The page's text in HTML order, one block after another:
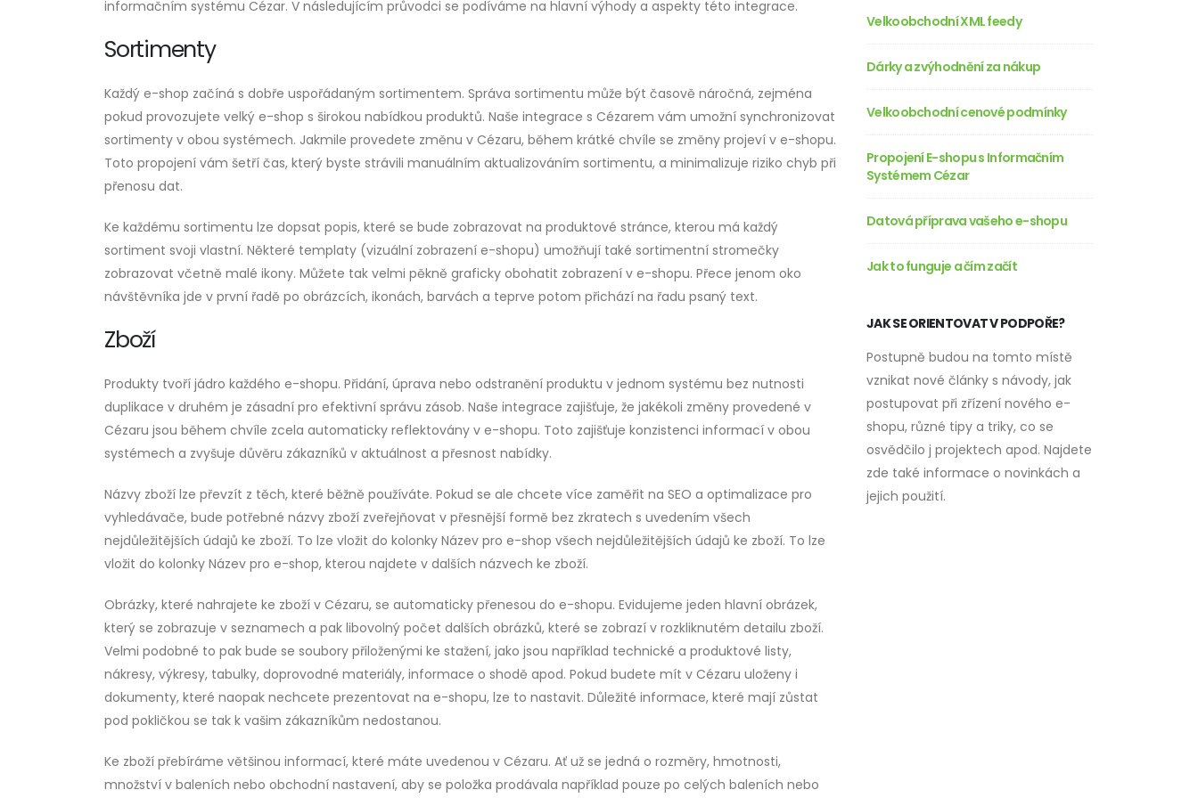
informačním systému Cézar. V následujícím průvodci se podíváme na hlavní výhody a aspekty této integrace.
Sortimenty
Každý e-shop začíná s dobře uspořádaným sortimentem. Správa sortimentu může být časově náročná, zejména
pokud provozujete velký e-shop s širokou nabídkou produktů. Naše integrace s Cézarem vám umožní synchronizovat
sortimenty v obou systémech. Jakmile provedete změnu v Cézaru, během krátké chvíle se změny projeví v e-shopu.
Toto propojení vám šetří čas, který byste strávili manuálním aktualizováním sortimentu, a minimalizuje riziko chyb při
přenosu dat.
Ke každému sortimentu lze dopsat popis, které se bude zobrazovat na produktové stránce, kterou má každý
sortiment svoji vlastní. Některé templaty (vizuální zobrazení e-shopu) umožňují také sortimentní stromečky
zobrazovat včetně malé ikony. Můžete tak velmi pěkně graficky obohatit zobrazení v e-shopu. Přece jenom oko
návštěvníka jde v první řadě po obrázcích, ikonách, barvách a teprve potom přichází na řadu psaný text.
Zboží
Produkty tvoří jádro každého e-shopu. Přidání, úprava nebo odstranění produktu v jednom systému bez nutnosti
duplikace v druhém je zásadní pro efektivní správu zásob. Naše integrace zajišťuje, že jakékoli změny provedené v
Cézaru jsou během chvíle zcela automaticky reflektovány v e-shopu. Toto zajišťuje konzistenci informací v obou
systémech a zvyšuje důvěru zákazníků v aktuálnost a přesnost nabídky.
Názvy zboží lze převzít z těch, které běžně používáte. Pokud se ale chcete více zaměřit na SEO a optimalizace pro
vyhledávače, bude potřebné názvy zboží zveřejňovat v přesnější formě bez zkratech s uvedením všech
nejdůležitějších údajů ke zboží. To lze vložit do kolonky Název pro e-shop všech nejdůležitějších údajů ke zboží. To lze
vložit do kolonky Název pro e-shop, kterou najdete v dalších názvech ke zboží.
Obrázky, které nahrajete ke zboží v Cézaru, se automaticky přenesou do e-shopu. Evidujeme jeden hlavní obrázek,
který se zobrazuje v seznamech a pak libovolný počet dalších obrázků, které se zobrazí v rozkliknutém detailu zboží.
Velmi podobné to pak bude se soubory přiloženými ke stažení, jako jsou například technické a produktové listy,
nákresy, výkresy, tabulky, doprovodné materiály, informace o shodě apod. Pokud budete mít v Cézaru uloženy i
dokumenty, které naopak nechcete prezentovat na e-shopu, lze to nastavit. Důležité informace, které mají zůstat
pod pokličkou se tak k vašim zákazníkům nedostanou.
Ke zboží přebíráme většinou informací, které máte uvedenou v Cézaru. Ať už se jedná o rozměry, hmotnosti,
množství v baleních nebo obchodní nastavení, aby se položka prodávala například pouze po celých baleních nebo
Velkoobchodní XML feedy
Dárky a zvýhodnění za nákup
Velkoobchodní cenové podmínky
Propojení E-shopu s Informačním
Systémem Cézar
Datová příprava vašeho e-shopu
Jak to funguje a čím začít
JAK SE ORIENTOVAT V PODPOŘE?
Postupně budou na tomto místě
vznikat nové články s návody, jak
postupovat při zřízení nového e-
shopu, různé tipy a triky, co se
osvědčilo j projektech apod. Najdete
zde také informace o novinkách a
jejich použití.